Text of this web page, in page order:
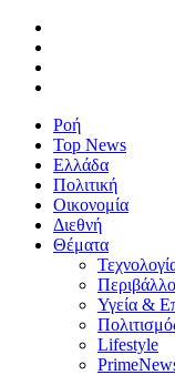
Ροή
Top News
Ελλάδα
Πολιτική
Οικονομία
Διεθνή
Θέματα
Υγεία &
Lifestyle